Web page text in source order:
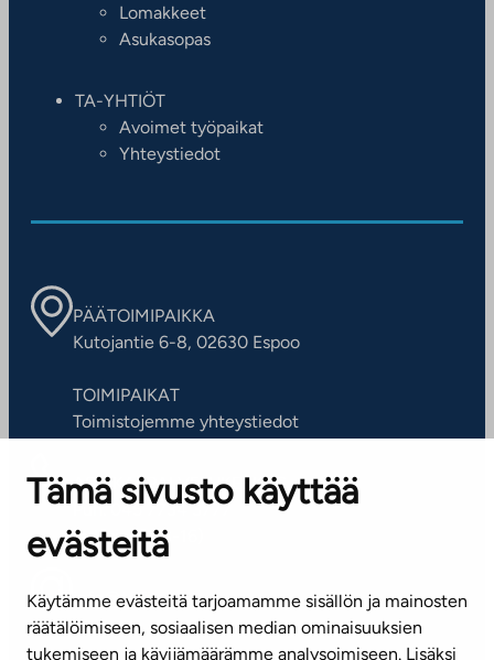
Tämä sivusto käyttää
evästeitä
Käytämme evästeitä tarjoamamme sisällön ja mainosten
räätälöimiseen, sosiaalisen median ominaisuuksien
tukemiseen ja kävijämäärämme analysoimiseen. Lisäksi
Lomakkeet
Asukasopas
TA-YHTIÖT
Avoimet työpaikat
Yhteystiedot
PÄÄTOIMIPAIKKA
Kutojantie 6-8, 02630 Espoo
TOIMIPAIKAT
Toimistojemme yhteystiedot
ASIAKASPALVELUKESKUS
Puh. 045 7734 3777
(arkisin klo 8-16)
info@ta.fi